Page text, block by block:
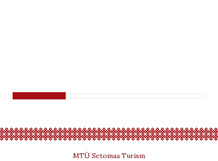
MTÜ Setomaa Turism